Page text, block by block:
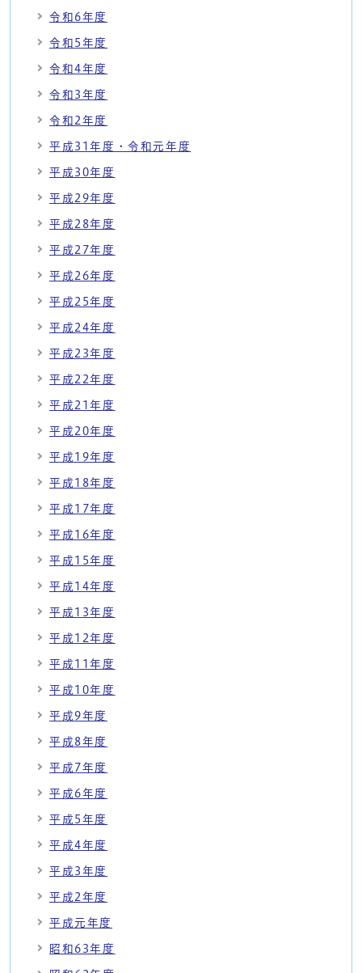
令和6年度
令和5年度
令和4年度
令和3年度
令和2年度
平成31年度・令和元年度
平成30年度
平成29年度
平成28年度
平成27年度
平成26年度
平成25年度
平成24年度
平成23年度
平成22年度
平成21年度
平成20年度
平成19年度
平成18年度
平成17年度
平成16年度
平成15年度
平成14年度
平成13年度
平成12年度
平成11年度
平成10年度
平成9年度
平成8年度
平成7年度
平成6年度
平成5年度
平成4年度
平成3年度
平成2年度
平成元年度
昭和63年度